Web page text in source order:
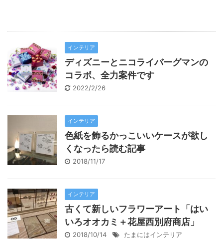
インテリア
ディズニーとニコライバーグマンの
コラボ、全力案件です
2022/2/26
インテリア
色紙を飾るかっこいいケースが欲し
くなったら読む記事
2018/11/17
インテリア
古くて新しいフラワーアート「はい
いろオオカミ＋花屋西別府商店」
2018/10/14 たまにはインテリア